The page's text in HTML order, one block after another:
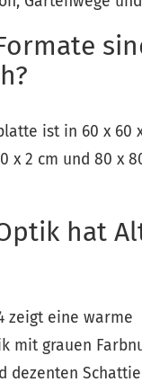
ist in 60 x 60
x 2 cm und 80 x
hat
zeigt eine warme
mit grauen
dezenten